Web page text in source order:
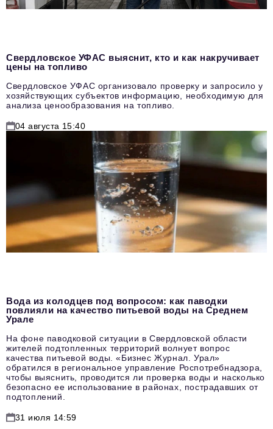
Свердловское УФАС выяснит, кто и как накручивает
цены на топливо
Свердловское УФАС организовало проверку и запросило у
хозяйствующих субъектов информацию, необходимую для
анализа ценообразования на топливо.
04 августа 15:40
Вода из колодцев под вопросом: как паводки
повлияли на качество питьевой воды на Среднем
Урале
На фоне паводковой ситуации в Свердловской области
жителей подтопленных территорий волнует вопрос
качества питьевой воды. «Бизнес Журнал. Урал»
обратился в региональное управление Роспотребнадзора,
чтобы выяснить, проводится ли проверка воды и насколько
безопасно ее использование в районах, пострадавших от
подтоплений.
31 июля 14:59